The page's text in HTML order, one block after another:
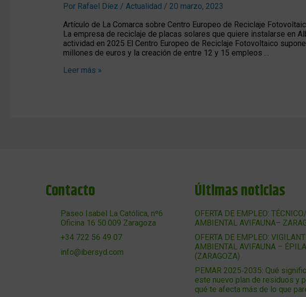
Por Rafael Díez / Actualidad / 20 marzo, 2023
Artículo de La Comarca sobre Centro Europeo de Reciclaje
La empresa de reciclaje de placas solares que quiere instalarse en
actividad en 2025 El Centro Europeo de Reciclaje Fotovoltaico
millones de euros y la creación de entre 12 y 15 empleos …
Leer más »
Contacto
Paseo Isabel La Católica, nº6
Oficina 16 50.009 Zaragoza
+34 722 56 49 07
info@ibersyd.com
Últimas noticias
OFERTA DE EMPLEO:
AMBIENTAL AVIFAUNA–
OFERTA DE EMPLEO:
AMBIENTAL AVIFAUNA – ÉPILA
(ZARAGOZA)
PEMAR 2025‑2035: Qué
este nuevo plan de residuos y
qué te afecta más de lo que